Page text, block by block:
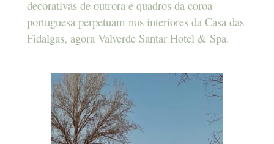
decorativas de outrora e quadros da coroa
portuguesa perpetuam nos interiores da Casa das
Fidalgas, agora Valverde Santar Hotel & Spa.